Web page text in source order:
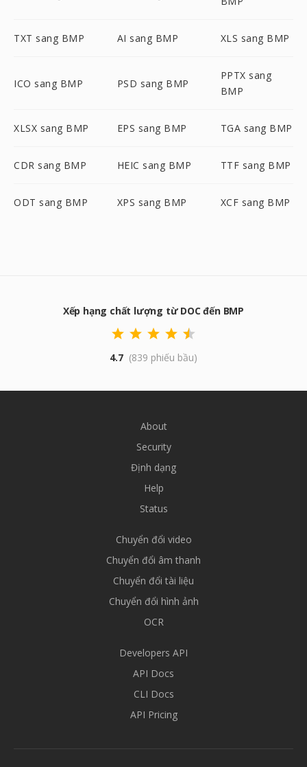
TXT sang BMP AI sang BMP XLS sang BMP
ICO sang BMP PSD sang BMP
PPTX sang
BMP
XLSX sang BMP EPS sang BMP TGA sang BMP
CDR sang BMP HEIC sang BMP TTF sang BMP
ODT sang BMP XPS sang BMP XCF sang BMP
Xếp hạng chất lượng từ DOC đến BMP
4.7 (839 phiếu bầu)
About
Security
Định dạng
Help
Status
Chuyển đổi video
Chuyển đổi âm thanh
Chuyển đổi tài liệu
Chuyển đổi hình ảnh
OCR
Developers API
API Docs
CLI Docs
API Pricing